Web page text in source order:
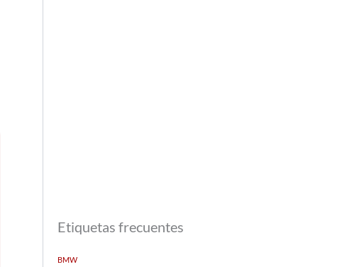
Etiquetas frecuentes
BMW